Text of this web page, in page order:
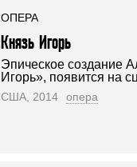
ОПЕРА
Князь Игорь
Эпическое создание
Игорь», появится на
США, 2014 опера